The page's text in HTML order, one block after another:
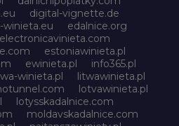
digital-vignette.de
winieta.eu
edalnice.org
electronicavinieta.com
estoniawinieta.pl
ewinieta.pl
info365.pl
winieta.pl
litwawinieta.pl
lotvawinieta.pl
lotysskadalnice.com
moldavskadalnice.com